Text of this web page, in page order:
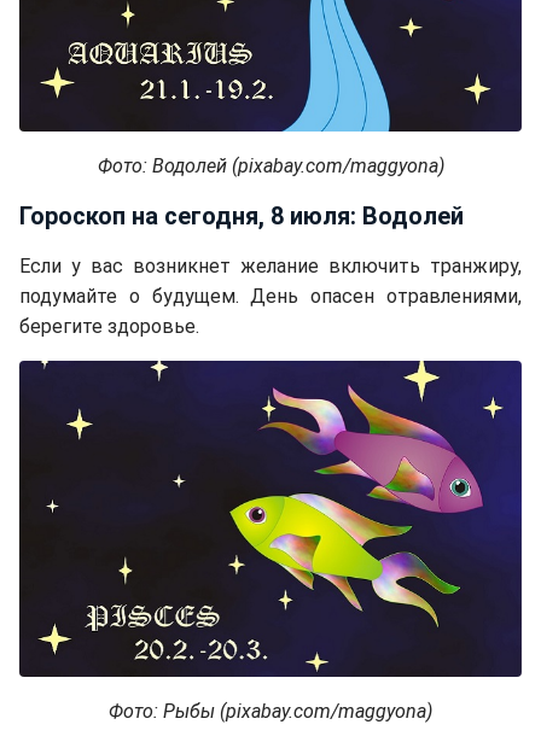
Фото: Водолей (pixabay.com/maggyona)
Гороскоп на сегодня, 8 июля: Водолей
Если у вас возникнет желание включить транжиру,
подумайте о будущем. День опасен отравлениями,
берегите здоровье.
Фото: Рыбы (pixabay.com/maggyona)